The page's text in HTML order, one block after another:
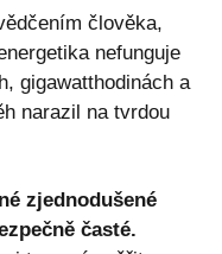
člověka,
nefunguje
gigawatthodinách a
narazil na tvrdou
zjednodušené
časté.